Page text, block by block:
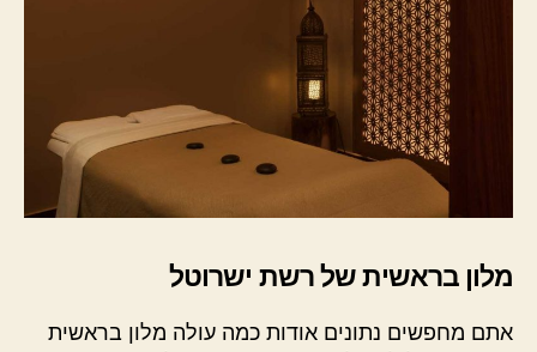
מלון בראשית של רשת ישרוטל
אתם מחפשים נתונים אודות כמה עולה מלון בראשית